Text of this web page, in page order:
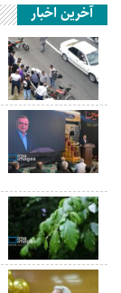
آخرین اخبار